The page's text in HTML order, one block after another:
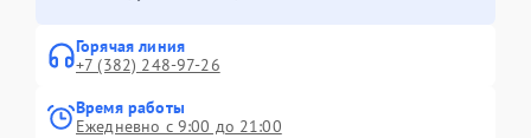
Горячая линия
+7 (382) 248-97-26
Время работы
Ежедневно с 9:00 до 21:00